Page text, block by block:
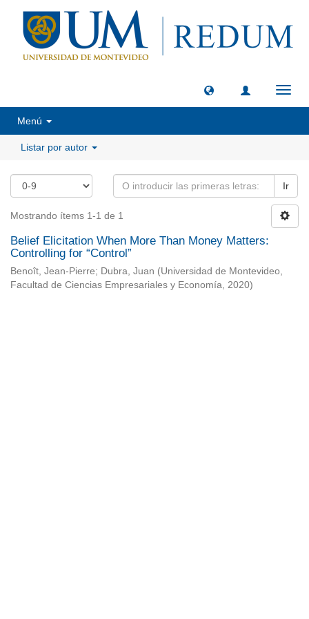
Menú
Listar por autor
Ir
Mostrando ítems 1-1 de 1
Belief Elicitation When More Than Money Matters:
Controlling for “Control”
Benoît, Jean-Pierre; Dubra, Juan (Universidad de Montevideo,
Facultad de Ciencias Empresariales y Economía, 2020)